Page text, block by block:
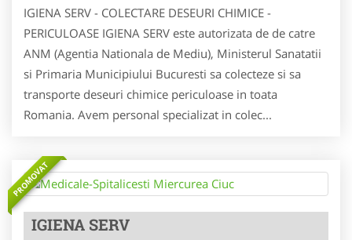
IGIENA SERV - COLECTARE DESEURI CHIMICE -
PERICULOASE IGIENA SERV este autorizata de de catre
ANM (Agentia Nationala de Mediu), Ministerul Sanatatii
si Primaria Municipiului Bucuresti sa colecteze si sa
transporte deseuri chimice periculoase in toata
Romania. Avem personal specializat in colec...
PROMOVAT
IGIENA SERV